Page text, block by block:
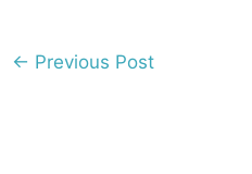
← Previous Post